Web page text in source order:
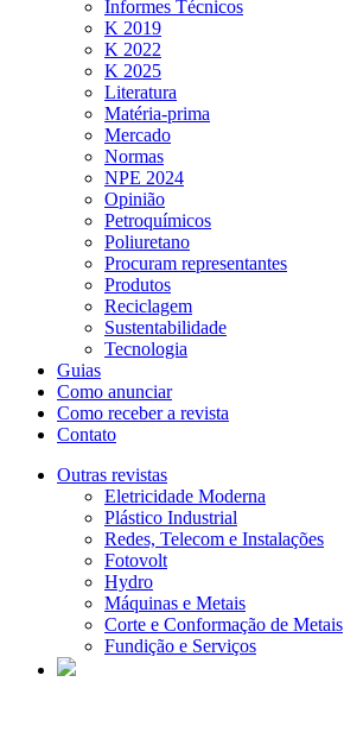
Informes Técnicos
K 2019
K 2022
K 2025
Literatura
Matéria-prima
Mercado
Normas
NPE 2024
Opinião
Petroquímicos
Poliuretano
Procuram representantes
Produtos
Reciclagem
Sustentabilidade
Tecnologia
Guias
Como anunciar
Como receber a revista
Contato
Outras revistas
Eletricidade Moderna
Plástico Industrial
Redes, Telecom e Instalações
Fotovolt
Hydro
Máquinas e Metais
Corte e Conformação de Metais
Fundição e Serviços